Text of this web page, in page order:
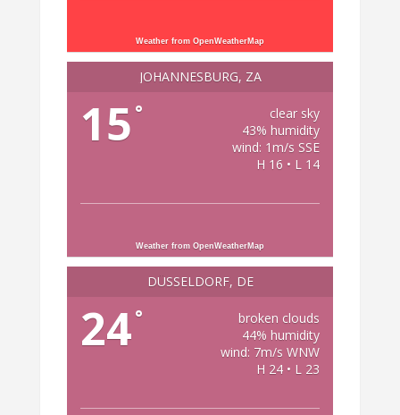
Weather from OpenWeatherMap
JOHANNESBURG, ZA
15 °
clear sky
43% humidity
wind: 1m/s SSE
H 16 • L 14
Weather from OpenWeatherMap
DÜSSELDORF, DE
24°
broken clouds
44% humidity
wind: 7m/s WNW
H 24 • L 23